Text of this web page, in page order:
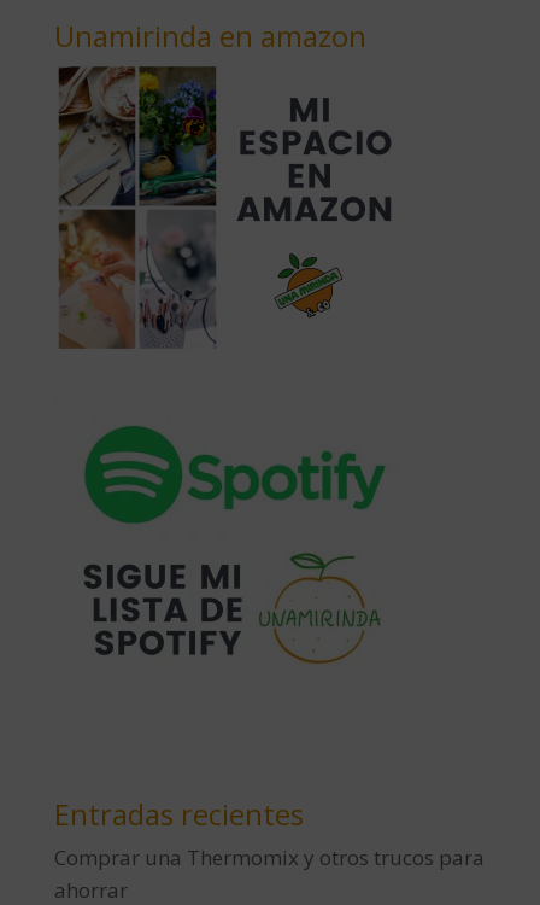
Unamirinda en amazon
Entradas recientes
Comprar una Thermomix y otros trucos para
ahorrar